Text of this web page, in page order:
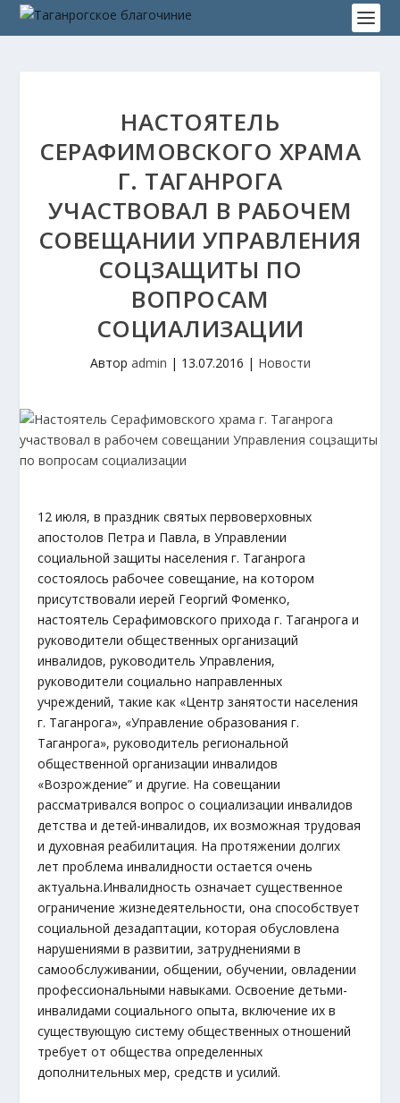
НАСТОЯТЕЛЬ
СЕРАФИМОВСКОГО ХРАМА
Г. ТАГАНРОГА
УЧАСТВОВАЛ В РАБОЧЕМ
СОВЕЩАНИИ УПРАВЛЕНИЯ
СОЦЗАЩИТЫ ПО
ВОПРОСАМ
СОЦИАЛИЗАЦИИ
Автор admin | 13.07.2016 | Новости
12 июля, в праздник святых первоверховных
апостолов Петра и Павла, в Управлении
социальной защиты населения г. Таганрога
состоялось рабочее совещание, на котором
присутствовали иерей Георгий Фоменко,
настоятель Серафимовского прихода г. Таганрога и
руководители общественных организаций
инвалидов, руководитель Управления,
руководители социально направленных
учреждений, такие как «Центр занятости населения
г. Таганрога», «Управление образования г.
Таганрога», руководитель региональной
общественной организации инвалидов
«Возрождение” и другие. На совещании
рассматривался вопрос о социализации инвалидов
детства и детей-инвалидов, их возможная трудовая
и духовная реабилитация. На протяжении долгих
лет проблема инвалидности остается очень
актуальна.Инвалидность означает существенное
ограничение жизнедеятельности, она способствует
социальной дезадаптации, которая обусловлена
нарушениями в развитии, затруднениями в
самообслуживании, общении, обучении, овладении
профессиональными навыками. Освоение детьми-
инвалидами социального опыта, включение их в
существующую систему общественных отношений
требует от общества определенных
дополнительных мер, средств и усилий.